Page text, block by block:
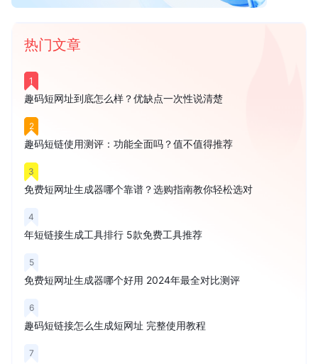
热门文章
1
趣码短网址到底怎么样？优缺点一次性说清楚
2
趣码短链使用测评：功能全面吗？值不值得推荐
3
免费短网址生成器哪个靠谱？选购指南教你轻松选对
4
年短链接生成工具排行 5款免费工具推荐
5
免费短网址生成器哪个好用 2024年最全对比测评
6
趣码短链接怎么生成短网址 完整使用教程
7